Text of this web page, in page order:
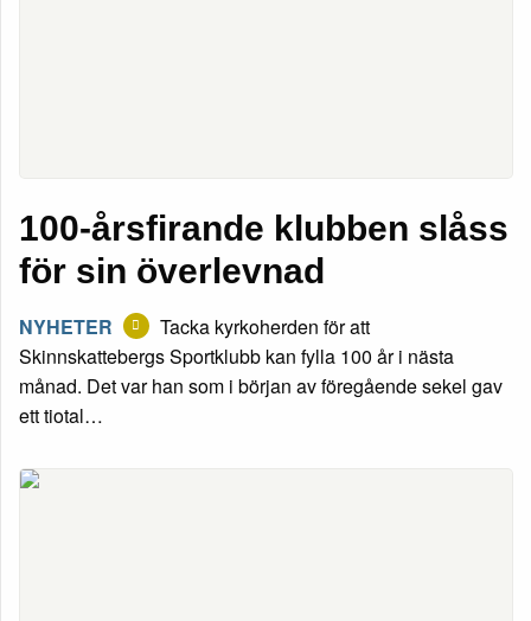
100-årsfirande klubben slåss
för sin överlevnad
NYHETER
Tacka kyrkoherden för att
Skinnskattebergs Sportklubb kan fylla 100 år i nästa
månad. Det var han som i början av föregående sekel gav
ett tiotal…